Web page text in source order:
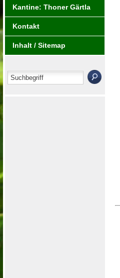
Kantine: Thoner Gärtla
Kontakt
Inhalt / Sitemap